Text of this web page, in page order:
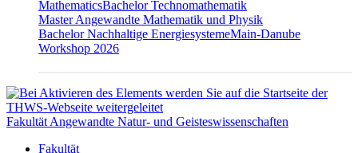
MathematicsBachelor Technomathematik
Master Angewandte Mathematik und Physik
Bachelor Nachhaltige EnergiesystemeMain-Danube
Workshop 2026
Fakultät Angewandte Natur- und Geisteswissenschaften
Fakultät